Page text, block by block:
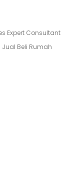
Expert Consultant
Beli Rumah